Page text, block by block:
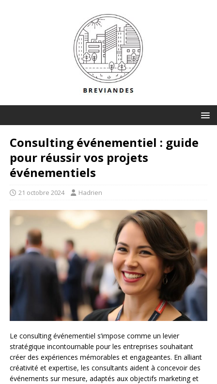
Consulting événementiel : guide
pour réussir vos projets
événementiels
21 octobre 2024 Hadrien
Le consulting événementiel s’impose comme un levier
stratégique incontournable pour les entreprises souhaitant
créer des expériences mémorables et engageantes. En alliant
créativité et expertise, les consultants aident à concevoir des
événements sur mesure, adaptés aux objectifs marketing et